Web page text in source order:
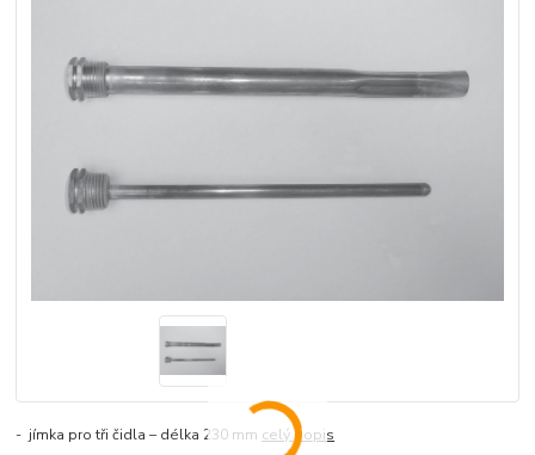
- jímka pro tři čidla – délka 230 mm celý popis